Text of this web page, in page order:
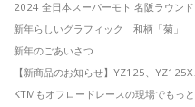
2024 全日本スーパーモト 名阪ラウンド
新年らしいグラフィック 和柄「菊」
新年のごあいさつ
【新商品のお知らせ】YZ125、
KTMもオフロードレースの現場でもっ